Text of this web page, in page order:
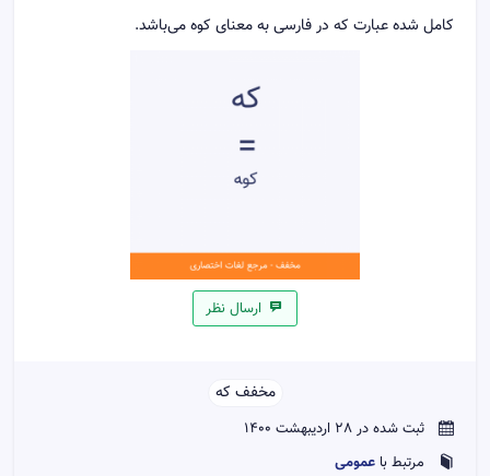
کامل شده عبارت که در فارسی به معنای کوه می‌باشد.
ارسال نظر
مخفف که
ثبت شده در 28 اردیبهشت 1400
مرتبط باعمومی